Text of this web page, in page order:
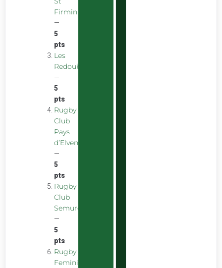
Firmin
—
5
pts
Les
Redoubstables
—
5
pts
Rugby
Club
Pays
d’Elven
—
5
pts
Rugby
Club
Semurois
—
5
pts
Rugby
Feminin